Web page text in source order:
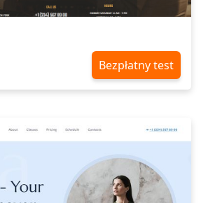
Bezpłatny test